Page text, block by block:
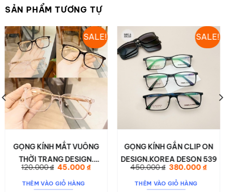
SẢN PHẨM TƯƠNG TỰ
SALE!
GỌNG KÍNH MẮT VUÔNG
THỜI TRANG DESIGN.
DESON 8043
120.000₫ Giá
là:
120.000 ₫.
45.000₫Giá
THÊM VÀO GIỎ HÀNG
SALE!
GỌNG KÍNH GẮN CLIP ON
DESIGN.KOREA DESON 539
450.000₫ Giá
là:
450.000 ₫.
380.000₫Giá
THÊM VÀO GIỎ HÀNG